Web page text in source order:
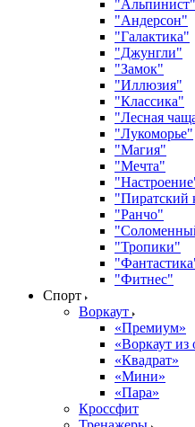
"Альпинист"
"Андерсон"
"Галактика"
"Джунгли"
"Замок"
"Иллюзия"
"Классика"
"Лесная
"Лукоморье"
"Магия"
"Мечта"
"Пиратский
"Ранчо"
"Тропики"
"Фитнес"
Спорт
Воркаут
«Премиум»
«Воркаут из
«Квадрат»
«Мини»
«Пара»
Кроссфит